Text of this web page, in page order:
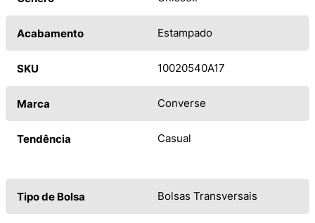
Acabamento Estampado
SKU 10020540A17
Marca Converse
Tendência Casual
Tipo de Bolsa Bolsas Transversais